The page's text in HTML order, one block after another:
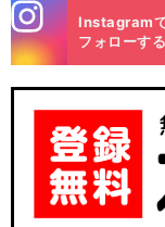
m
Instagram
フォローする